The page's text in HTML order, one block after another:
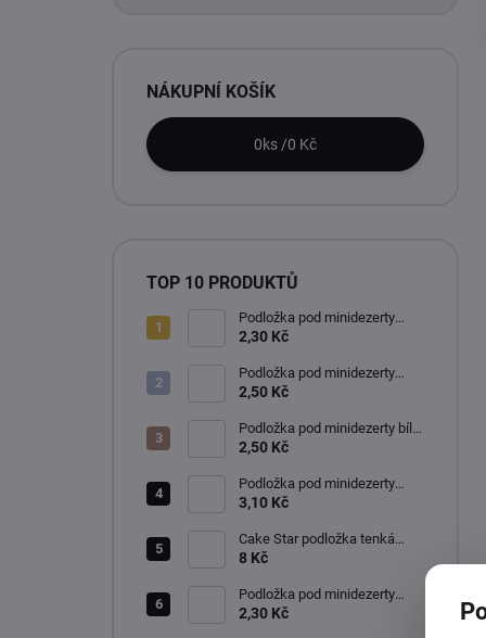
NÁKUPNÍ KOŠÍK
0ks /0 Kč
TOP 10 PRODUKTŮ
Podložka pod minidezerty
zlato-černá kruh 8 cm
2,30 Kč
Podložka pod minidezerty
zlato-černá kruh 10 cm
2,50 Kč
Podložka pod minidezerty bílo-
černá kruh 10 cm
2,50 Kč
Podložka pod minidezerty
zlato-stříbrná kruh 12 cm
3,10 Kč
Cake Star podložka tenká
zlatá 22 cm
8 Kč
Podložka pod minidezerty
zlato-stříbrná čtverec 9x9 cm
2,30 Kč